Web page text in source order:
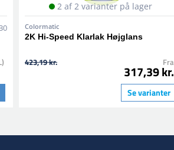
2 af 2 varianter på lager
Colormatic
2K Hi-Speed Klarlak Højglans
423,19 kr. Fra
317,39 kr.
Se varianter